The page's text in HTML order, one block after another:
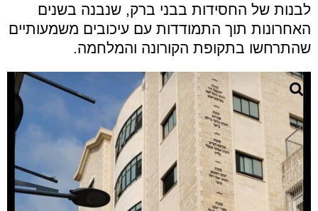
לבנות של החסידות בבני ברק, שנבנה בשנים
האחרונות תוך התמודדות עם עיכובים משמעותיים
שהתרחשו בתקופת הקורונה והמלחמה.